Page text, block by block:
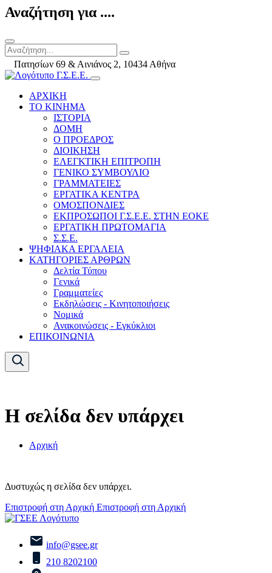
Αναζήτηση για ....
Πατησίων 69 & Αινιάνος 2, 10434 Αθήνα
ΑΡΧΙΚΗ
ΤΟ ΚΙΝΗΜΑ
ΙΣΤΟΡΙΑ
ΔΟΜΗ
Ο ΠΡΟΕΔΡΟΣ
ΔΙΟΙΚΗΣΗ
ΕΛΕΓΚΤΙΚΗ ΕΠΙΤΡΟΠΗ
ΓΕΝΙΚΟ ΣΥΜΒΟΥΛΙΟ
ΓΡΑΜΜΑΤΕΙΕΣ
ΕΡΓΑΤΙΚΑ ΚΕΝΤΡΑ
ΟΜΟΣΠΟΝΔΙΕΣ
ΕΚΠΡΟΣΩΠΟΙ Γ.Σ.Ε.Ε. ΣΤΗΝ ΕΟΚΕ
ΕΡΓΑΤΙΚΗ ΠΡΩΤΟΜΑΓΙΑ
Σ.Σ.Ε.
ΨΗΦΙΑΚΑ ΕΡΓΑΛΕΙΑ
ΚΑΤΗΓΟΡΙΕΣ ΑΡΘΡΩΝ
Δελτία Τύπου
Γενικά
Γραμματείες
Εκδηλώσεις - Κινητοποιήσεις
Νομικά
Ανακοινώσεις - Εγκύκλιοι
ΕΠΙΚΟΙΝΩΝΙΑ
Η σελίδα δεν υπάρχει
Αρχική
Δυστυχώς η σελίδα δεν υπάρχει.
Επιστροφή στη Αρχική Επιστροφή στη Αρχική
info@gsee.gr
210 8202100